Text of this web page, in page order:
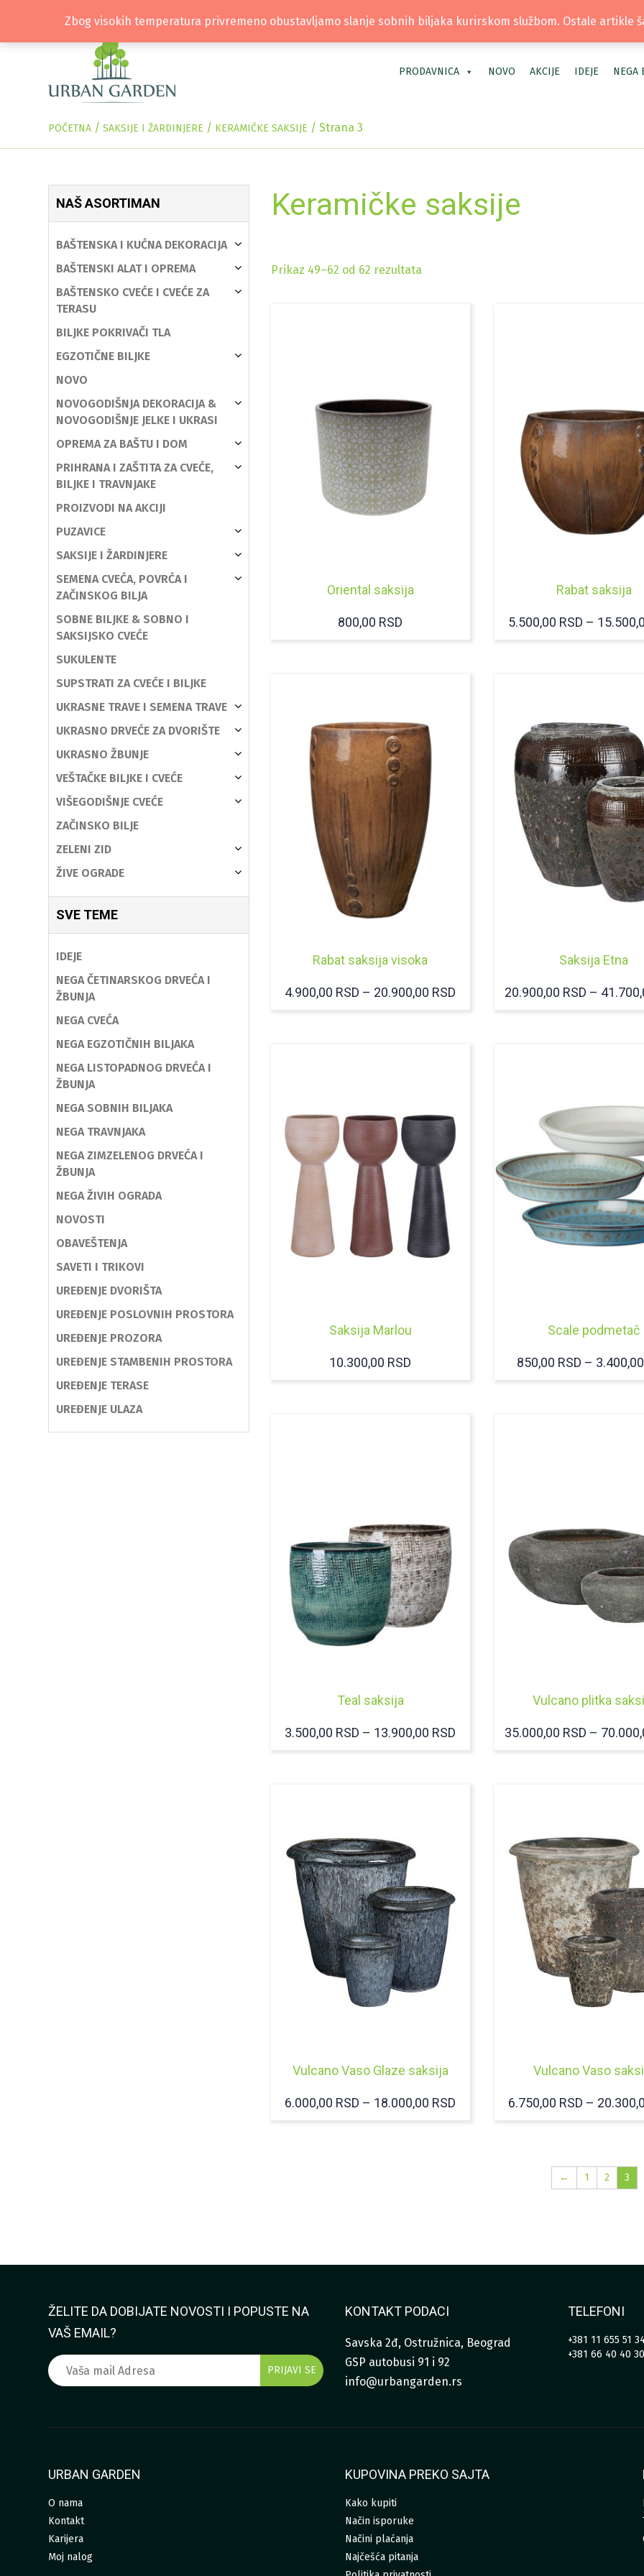
TEL: +381 66 40 40 30 | LOKACIJA:
PRODAVNICA NOVO AKCIJE IDEJE NEGA
POČETNA / SAKSIJE I ŽARDINJERE / KERAMIČKE SAKSIJE / Strana 3
NAŠ ASORTIMAN
BAŠTENSKA I KUĆNA DEKORACIJA
BAŠTENSKI ALAT I OPREMA
BAŠTENSKO CVEĆE I CVEĆE ZA
TERASU
BILJKE POKRIVAČI TLA
EGZOTIČNE BILJKE
NOVO
NOVOGODIŠNJA DEKORACIJA &
NOVOGODIŠNJE JELKE I UKRASI
OPREMA ZA BAŠTU I DOM
PRIHRANA I ZAŠTITA ZA CVEĆE,
BILJKE I TRAVNJAKE
PROIZVODI NA AKCIJI
PUZAVICE
SAKSIJE I ŽARDINJERE
SEMENA CVEĆA, POVRĆA I
ZAČINSKOG BILJA
SOBNE BILJKE & SOBNO I
SAKSIJSKO CVEĆE
SUKULENTE
SUPSTRATI ZA CVEĆE I BILJKE
UKRASNE TRAVE I SEMENA TRAVE
UKRASNO DRVEĆE ZA DVORIŠTE
UKRASNO ŽBUNJE
VEŠTAČKE BILJKE I CVEĆE
VIŠEGODIŠNJE CVEĆE
ZAČINSKO BILJE
ZELENI ZID
ŽIVE OGRADE
SVE TEME
IDEJE
NEGA ČETINARSKOG DRVEĆA I
ŽBUNJA
NEGA CVEĆA
NEGA EGZOTIČNIH BILJAKA
NEGA LISTOPADNOG DRVEĆA I
ŽBUNJA
NEGA SOBNIH BILJAKA
NEGA TRAVNJAKA
NEGA ZIMZELENOG DRVEĆA I
ŽBUNJA
NEGA ŽIVIH OGRADA
NOVOSTI
OBAVEŠTENJA
SAVETI I TRIKOVI
UREĐENJE DVORIŠTA
UREĐENJE POSLOVNIH PROSTORA
UREĐENJE PROZORA
UREĐENJE STAMBENIH PROSTORA
UREĐENJE TERASE
UREĐENJE ULAZA
Keramičke saksije
Prikaz 49–62 od 62 rezultata
Oriental saksija
800,00 RSD
Rabat saksija
5.500,00 RSD –
Rabat saksija visoka
4.900,00 RSD – 20.900,00 RSD
Saksija Etna
20.900,00 RSD –
Saksija Marlou
10.300,00 RSD
Scale podmetač
850,00 RSD – 3.400,00
Teal saksija
3.500,00 RSD – 13.900,00 RSD
13.900,00 RSD
Vulcano plitka
35.000,00 RSD –
Vulcano Vaso Glaze saksija
6.000,00 RSD – 18.000,00 RSD
Vulcano Vaso
6.750,00 RSD –
← 1 2 3
ŽELITE DA DOBIJATE NOVOSTI I POPUSTE NA
VAŠ EMAIL?
KONTAKT PODACI
Savska 2đ, Ostružnica, Beograd
GSP autobusi 91 i 92
info@urbangarden.rs
TELEFONI
+381 11 655 51 34
+381 66 40 40 30
URBAN GARDEN
O nama
Kontakt
Karijera
Moj nalog
KUPOVINA PREKO SAJTA
Kako kupiti
Način isporuke
Načini plaćanja
Najčešća pitanja
Zbog visokih temperatura privremeno obustavljamo slanje sobnih biljaka kurirskom službom. Ostale artikle